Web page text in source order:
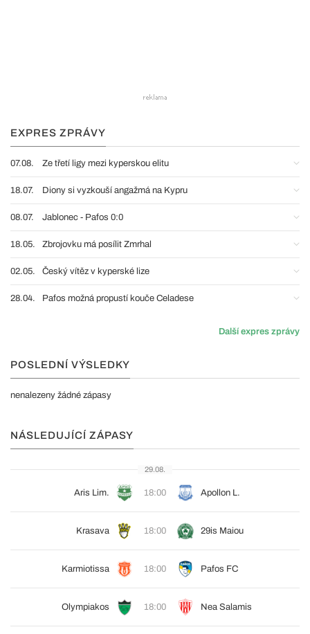
EXPRES ZPRÁVY
07.08. Ze třetí ligy mezi kyperskou elitu
18.07. Diony si vyzkouší angažmá na Kypru
08.07. Jablonec - Pafos 0:0
18.05. Zbrojovku má posílit Zmrhal
02.05. Český vítěz v kyperské lize
28.04. Pafos možná propustí kouče Celadese
Další expres zprávy
POSLEDNÍ VÝSLEDKY
nenalezeny žádné zápasy
NÁSLEDUJÍCÍ ZÁPASY
29.08.
Aris Lim. 18:00 Apollon L.
Krasava 18:00 29is Maiou
Karmiotissa 18:00 Pafos FC
Olympiakos 18:00 Nea Salamis